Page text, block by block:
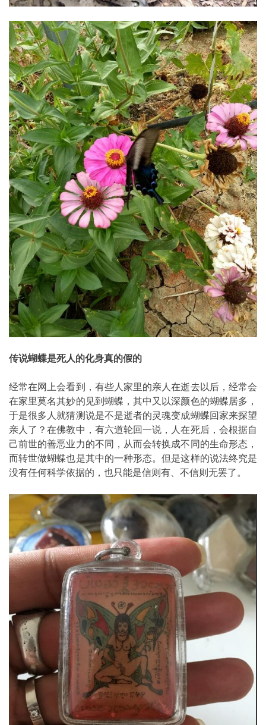
传说蝴蝶是死人的化身真的假的
经常在网上会看到，有些人家里的亲人在逝去以后，经常会
在家里莫名其妙的见到蝴蝶，其中又以深颜色的蝴蝶居多，
于是很多人就猜测说是不是逝者的灵魂变成蝴蝶回家来探望
亲人了？在佛教中，有六道轮回一说，人在死后，会根据自
己前世的善恶业力的不同，从而会转换成不同的生命形态，
而转世做蝴蝶也是其中的一种形态。但是这样的说法终究是
没有任何科学依据的，也只能是信则有、不信则无罢了。